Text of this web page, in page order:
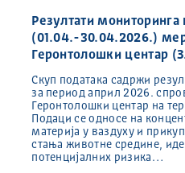
Резултати
(01.04.-30.04.2026.)
Геронтолошки центар
Скуп података садржи
за период април 2026.
Геронтолошки центар на
Подаци се односе на
материја у ваздуху и
стања животне средине,
потенцијалних ризика…